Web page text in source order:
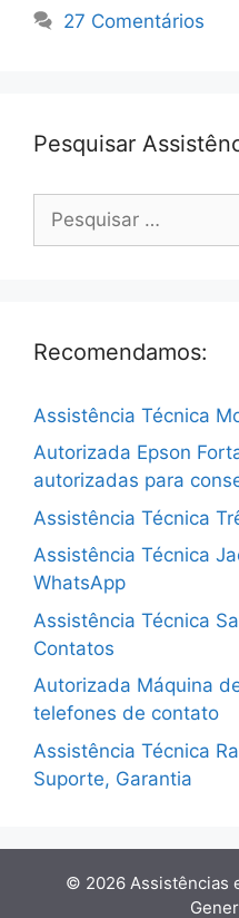
27 Comentários
Pesquisar
por:
Recomendamos:
Assistência Técnica
Autorizada Epson
autorizadas para
Assistência Técnica
Assistência Técnica
WhatsApp
Assistência Técnica
Contatos
Autorizada Máquina
telefones de contato
Assistência Técnica
Suporte, Garantia
© 2026 Assistências